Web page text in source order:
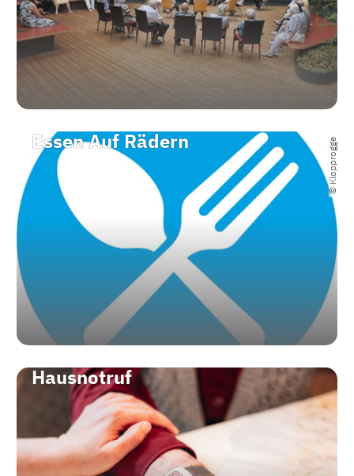
Essen Auf Rädern © Klopprogge
Hausnotruf